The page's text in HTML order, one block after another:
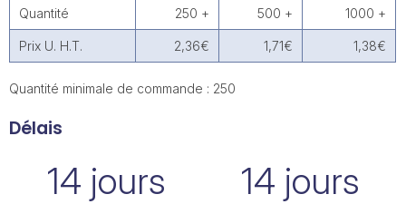
Quantité 250 + 500 + 1000 +
Prix U. H.T. 2,36€ 1,71€ 1,38€
Quantité minimale de commande : 250
Délais
14 jours 14 jours